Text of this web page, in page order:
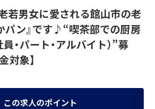
若男女に愛される館山市の老
パン』です♪“喫茶部での厨房
・パート・アルバイト）”募
対象】
この求人のポイント